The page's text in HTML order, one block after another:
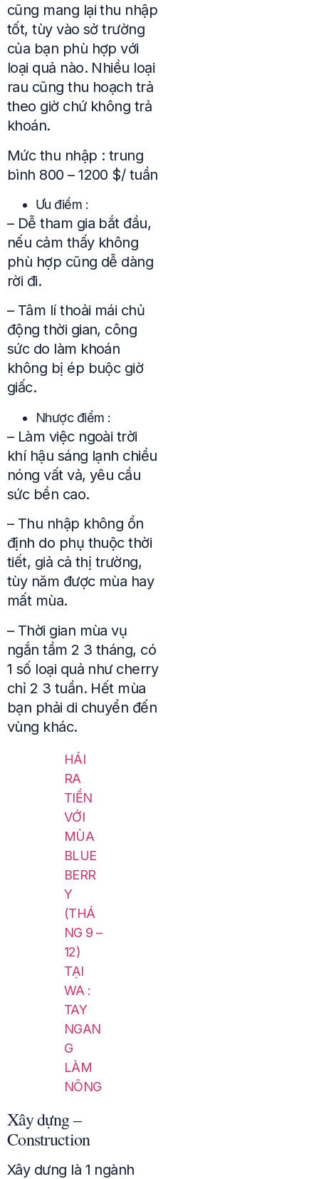
cũng mang lại thu nhập
tốt, tùy vào sở trường
của bạn phù hợp với
loại quả nào. Nhiều loại
rau cũng thu hoạch trả
theo giờ chứ không trả
khoán.
Mức thu nhập : trung
bình 800 – 1200 $/ tuần
Ưu điểm :
– Dễ tham gia bắt đầu,
nếu cảm thấy không
phù hợp cũng dễ dàng
rời đi.
– Tâm lí thoải mái chủ
động thời gian, công
sức do làm khoán
không bị ép buộc giờ
giấc.
Nhược điểm :
– Làm việc ngoài trời
khí hậu sáng lạnh chiều
nóng vất vả, yêu cầu
sức bền cao.
– Thu nhập không ổn
định do phụ thuộc thời
tiết, giả cả thị trường,
tùy năm được mùa hay
mất mùa.
– Thời gian mùa vụ
ngắn tầm 2 3 tháng, có
1 số loại quả như cherry
chỉ 2 3 tuần. Hết mùa
bạn phải di chuyển đến
vùng khác.
HÁI
RA
TIỀN
VỚI
MÙA
BLUE
BERR
Y
(THÁ
NG 9 –
12)
TẠI
WA :
TAY
NGAN
G
LÀM
NÔNG
Xây dựng –
Construction
Xây dưng là 1 ngành